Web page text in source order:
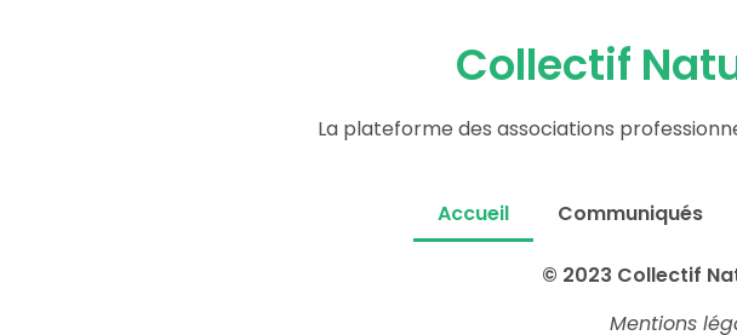
Collectif
La plateforme des associations
Accueil Communiqués
© 2023 Collectif
Mentions